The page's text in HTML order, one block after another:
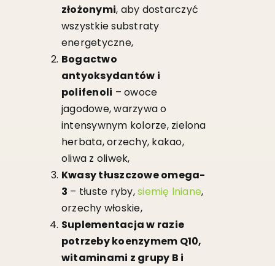
złożonymi, aby dostarczyć
wszystkie substraty
energetyczne,
Bogactwo
antyoksydantów i
polifenoli – owoce
jagodowe, warzywa o
intensywnym kolorze, zielona
herbata, orzechy, kakao,
oliwa z oliwek,
Kwasy tłuszczowe omega-
3 – tłuste ryby,siemię lniane,
orzechy włoskie,
Suplementacja w razie
potrzeby koenzymem Q10,
witaminami z grupy B i